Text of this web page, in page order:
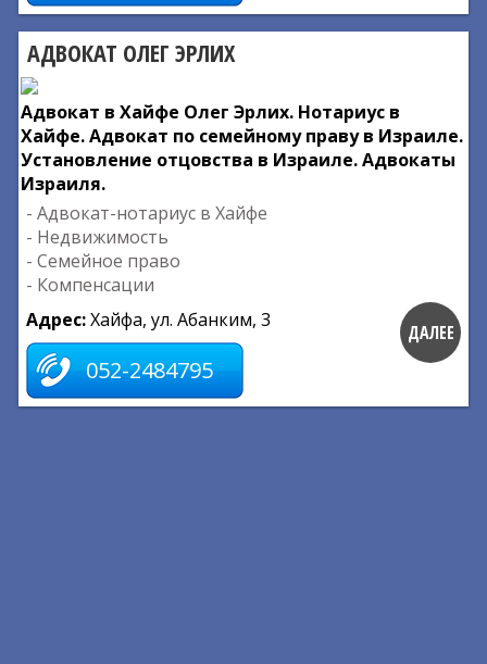
АДВОКАТ ОЛЕГ ЭРЛИХ
Адвокат в Хайфе Олег Эрлих. Нотариус в
Хайфе. Адвокат по семейному праву в Израиле.
Установление отцовства в Израиле. Адвокаты
Израиля.
- Адвокат-нотариус в Хайфе
- Недвижимость
- Семейное право
- Компенсации
Адрес:Хайфа, ул. Абанким, 3
052-2484795
ДАЛЕЕ